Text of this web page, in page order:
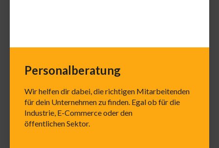
Personalberatung
Wir helfen dir dabei, die richtigen Mitarbeitenden
für dein Unternehmen zu finden. Egal ob für die
Industrie, E-Commerce oder den
öffentlichen Sektor.